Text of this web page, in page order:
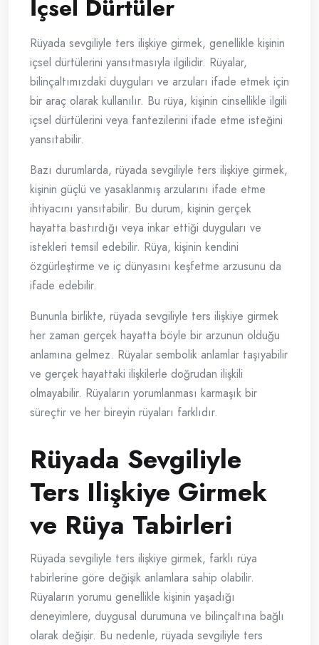
İçsel Dürtüler
Rüyada sevgiliyle ters ilişkiye girmek, genellikle kişinin
içsel dürtülerini yansıtmasıyla ilgilidir. Rüyalar,
bilinçaltımızdaki duyguları ve arzuları ifade etmek için
bir araç olarak kullanılır. Bu rüya, kişinin cinsellikle ilgili
içsel dürtülerini veya fantezilerini ifade etme isteğini
yansıtabilir.
Bazı durumlarda, rüyada sevgiliyle ters ilişkiye girmek,
kişinin güçlü ve yasaklanmış arzularını ifade etme
ihtiyacını yansıtabilir. Bu durum, kişinin gerçek
hayatta bastırdığı veya inkar ettiği duyguları ve
istekleri temsil edebilir. Rüya, kişinin kendini
özgürleştirme ve iç dünyasını keşfetme arzusunu da
ifade edebilir.
Bununla birlikte, rüyada sevgiliyle ters ilişkiye girmek
her zaman gerçek hayatta böyle bir arzunun olduğu
anlamına gelmez. Rüyalar sembolik anlamlar taşıyabilir
ve gerçek hayattaki ilişkilerle doğrudan ilişkili
olmayabilir. Rüyaların yorumlanması karmaşık bir
süreçtir ve her bireyin rüyaları farklıdır.
Rüyada Sevgiliyle
Ters Ilişkiye Girmek
ve Rüya Tabirleri
Rüyada sevgiliyle ters ilişkiye girmek, farklı rüya
tabirlerine göre değişik anlamlara sahip olabilir.
Rüyaların yorumu genellikle kişinin yaşadığı
deneyimlere, duygusal durumuna ve bilinçaltına bağlı
olarak değişir. Bu nedenle, rüyada sevgiliyle ters